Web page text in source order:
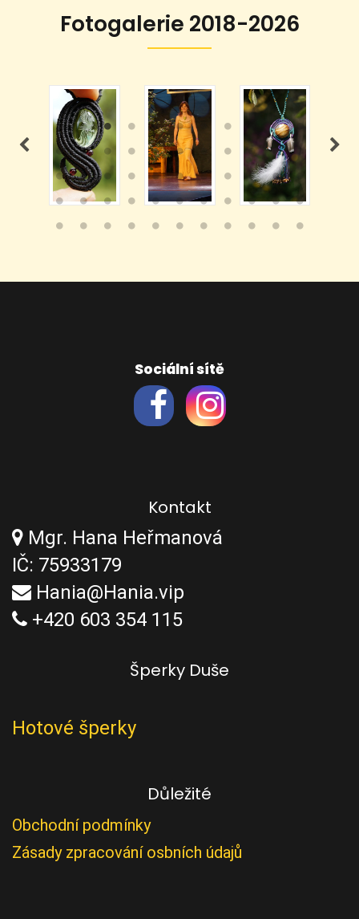
Fotogalerie 2018-2026
Sociální sítě
Kontakt
Mgr. Hana Heřmanová
IČ: 75933179
Hania@Hania.vip
+420 603 354 115
Šperky Duše
Hotové šperky
Důležité
Obchodní podmínky
Zásady zpracování osbních údajů